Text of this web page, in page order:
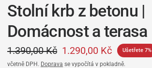
Stolní krb z betonu |
Domácnost a terasa
1.390,00 Kč 1.290,00 Kč Ušetřete 7%
včetně DPH. Doprava se vypočítá v pokladně.